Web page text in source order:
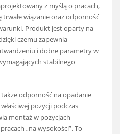
z myślą o pracach,
trwałe wiązanie oraz odporność
Produkt jest oparty na
czemu zapewnia
i dobre parametry w
stabilnego
odporność na opadanie
pozycji podczas
montaż w pozycjach
„na wysokości”. To